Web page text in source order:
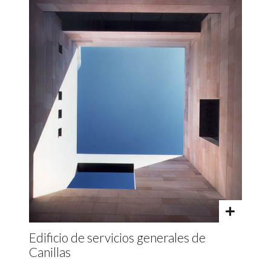
Edificio de servicios generales de
Canillas